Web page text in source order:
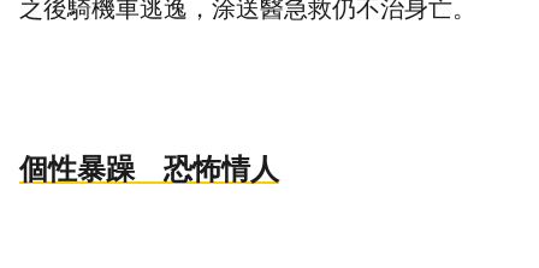
之後騎機車逃逸，涂送醫急救仍不治身亡。
個性暴躁 恐怖情人